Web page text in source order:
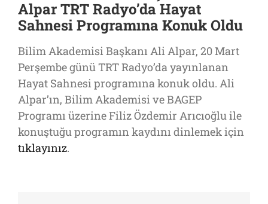
Alpar TRT Radyo’da Hayat
Sahnesi Programına Konuk Oldu
Bilim Akademisi Başkanı Ali Alpar, 20 Mart
Perşembe günü TRT Radyo’da yayınlanan
Hayat Sahnesi programına konuk oldu. Ali
Alpar’ın, Bilim Akademisi ve BAGEP
Programı üzerine Filiz Özdemir Arıcıoğlu ile
konuştuğu programın kaydını dinlemek için
tıklayınız.